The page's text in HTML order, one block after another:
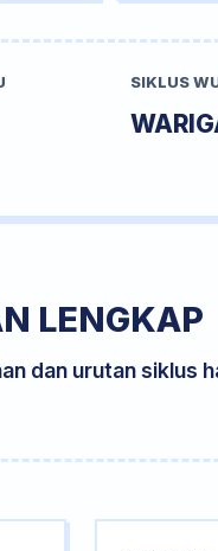
SIKLUS
LENGKAP
dan urutan siklus